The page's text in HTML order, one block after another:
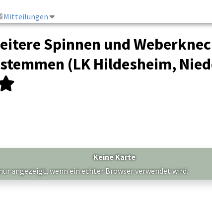
Mitteilungen
Spinnen und
(LK Hildesheim,
Keine Karte
angezeigt, wenn ein echter Browser verwendet wird.